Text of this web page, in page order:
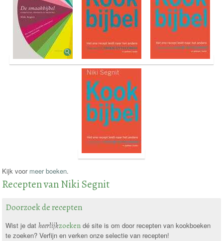
Kijk voor meer boeken.
Recepten van Niki Segnit
Doorzoek de recepten
Wist je dat heerlijkzoekendé site is om door recepten van kookboeken
te zoeken? Verfijn en verken onze selectie van recepten!